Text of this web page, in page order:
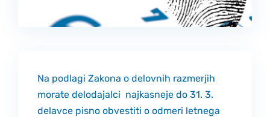
Na podlagi Zakona o delovnih razmerjih
morate delodajalci najkasneje do 31. 3.
delavce pisno obvestiti o odmeri letnega